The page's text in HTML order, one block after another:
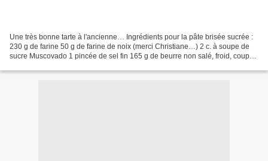
Une très bonne tarte à l'ancienne… Ingrédients pour la pâte brisée sucrée :
230 g de farine 50 g de farine de noix (merci Christiane…) 2 c. à soupe de
sucre Muscovado 1 pincée de sel fin 165 g de beurre non salé, froid, coupé